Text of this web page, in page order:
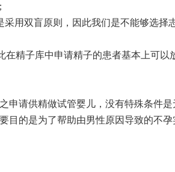
用双盲原则，因此我们是不能够选择
精子库中申请精子的患者基本上可以
申请供精做试管婴儿，没有特殊条件是
目的是为了帮助由男性原因导致的不孕